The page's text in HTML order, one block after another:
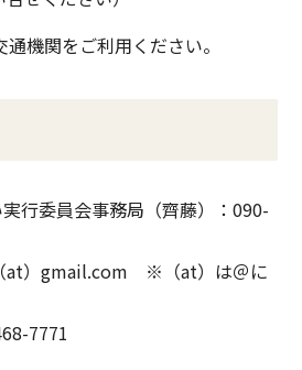
機関をご利用ください。
行委員会事務局（齊藤）：090-
at）gmail.com ※（at）は＠に
7771